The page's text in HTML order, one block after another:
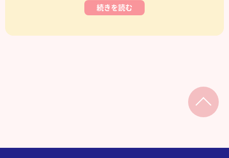
続きを読む